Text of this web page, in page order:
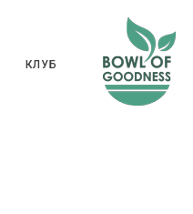
КЛУБ
КЛУБ